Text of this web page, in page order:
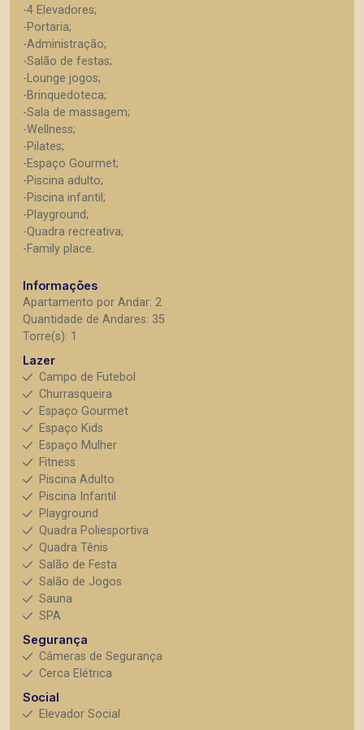
-4 Elevadores;
-Portaria;
-Administração;
-Salão de festas;
-Lounge jogos;
-Brinquedoteca;
-Sala de massagem;
-Wellness;
-Pilates;
-Espaço Gourmet;
-Piscina adulto;
-Piscina infantil;
-Playground;
-Quadra recreativa;
-Family place.
Informações
Apartamento por Andar: 2
Quantidade de Andares: 35
Torre(s): 1
Lazer
Campo de Futebol
Churrasqueira
Espaço Gourmet
Espaço Kids
Espaço Mulher
Fitness
Piscina Adulto
Piscina Infantil
Playground
Quadra Poliesportiva
Quadra Tênis
Salão de Festa
Salão de Jogos
Sauna
SPA
Segurança
Câmeras de Segurança
Cerca Elétrica
Social
Elevador Social